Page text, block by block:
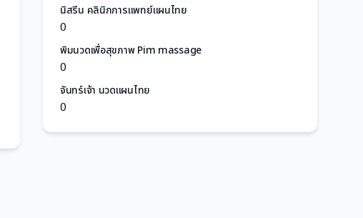
นิสรีน คลินิกการแพทย์แผนไทย
0
พิมนวดเพื่อสุขภาพ Pim massage
0
จันทร์เจ้า นวดเเผนไทย
0